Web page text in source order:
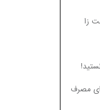
زا
مصرف